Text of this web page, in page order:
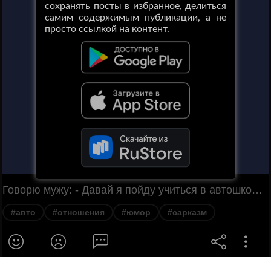
Говорю мужу: - Давай я пойду учиться в автошколу, получу права, поедем путешествовать, свет повидаем! Муж: - ТОТ ИЛИ ЭТОТ?
#авто #отношения #юмор #сарказм
сохранять посты в избранное, делиться
самим содержимым публикации, а не
просто ссылкой на контент.